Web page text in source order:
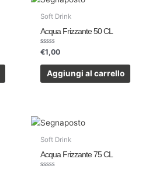
Soft Drink
Acqua Frizzante 50 CL
Valutato
su
€1,00
Aggiungi al carrello
Soft Drink
Acqua Frizzante 75 CL